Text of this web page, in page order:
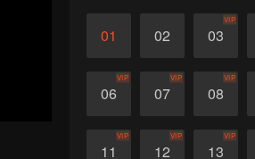
01 02 03
VIP
06
VIP
07
VIP
08
VIP
11
VIP
12
VIP
13
VIP